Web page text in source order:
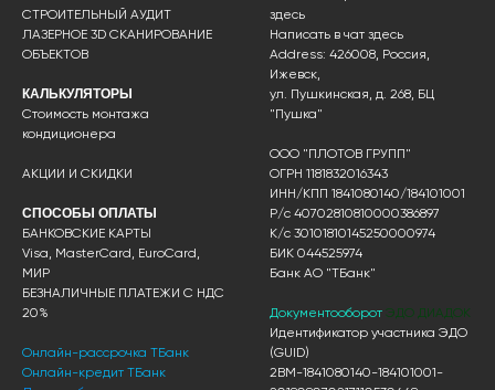
СТРОИТЕЛЬНЫЙ АУДИТ
ЛАЗЕРНОЕ 3D СКАНИРОВАНИЕ
ОБЪЕКТОВ
КАЛЬКУЛЯТОРЫ
Стоимость монтажа
кондиционера
АКЦИИ И СКИДКИ
СПОСОБЫ ОПЛАТЫ
БАНКОВСКИЕ КАРТЫ
Visa, MasterCard, EuroCard,
МИР
БЕЗНАЛИЧНЫЕ ПЛАТЕЖИ С НДС
20%
Онлайн-рассрочка ТБанк
Онлайн-кредит ТБанк
здесь
Написать в чат здесь
Address: 426008, Россия,
Ижевск,
ул. Пушкинская, д. 268, БЦ
"Пушка"
ООО "ПЛОТОВ ГРУПП"
ОГРН 1181832016343
ИНН/КПП 1841080140/184101001
Р/с 40702810810000386897
К/с 30101810145250000974
БИК 044525974
Банк АО "ТБанк"
Документооборот ЭДО ДИАДОК
Идентификатор участника ЭДО
(GUID)
2BM-1841080140-184101001-